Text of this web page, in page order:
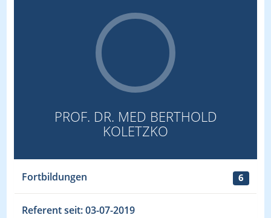
PROF. DR. MED BERTHOLD
KOLETZKO
Fortbildungen 6
Referent seit: 03-07-2019